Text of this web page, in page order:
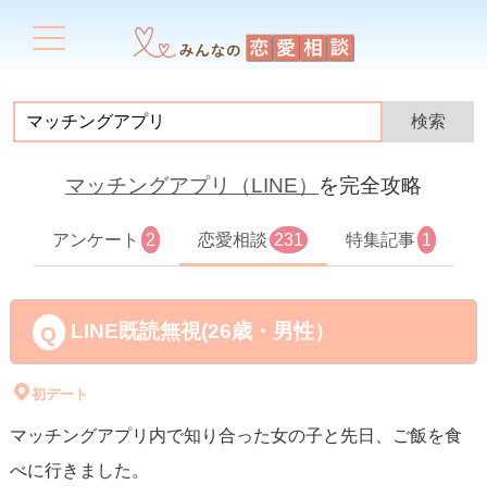
マッチングアプリ（LINE） を完全攻略
アンケート 2 恋愛相談 231 特集記事 1
LINE既読無視(26歳・男性）
初デート
マッチングアプリ内で知り合った女の子と先日、ご飯を食
べに行きました。